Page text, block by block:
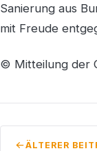
Sanierung aus
mit Freude
© Mitteilung der
ÄLTERER